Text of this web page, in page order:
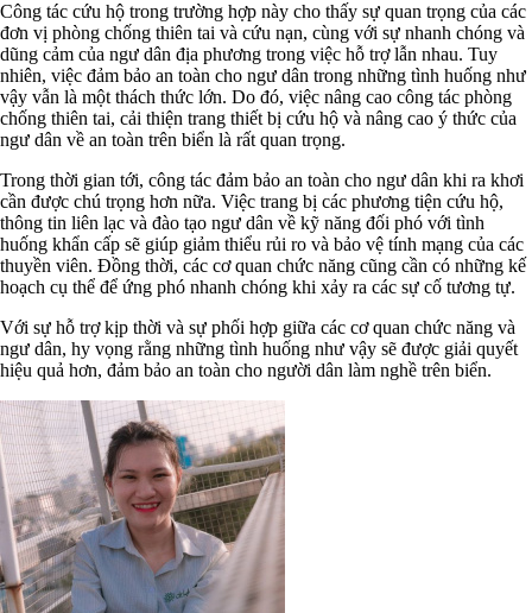
Công tác cứu hộ trong trường hợp này cho thấy sự quan trọng của các
đơn vị phòng chống thiên tai và cứu nạn, cùng với sự nhanh chóng và
dũng cảm của ngư dân địa phương trong việc hỗ trợ lẫn nhau. Tuy
nhiên, việc đảm bảo an toàn cho ngư dân trong những tình huống như
vậy vẫn là một thách thức lớn. Do đó, việc nâng cao công tác phòng
chống thiên tai, cải thiện trang thiết bị cứu hộ và nâng cao ý thức của
ngư dân về an toàn trên biển là rất quan trọng.
Trong thời gian tới, công tác đảm bảo an toàn cho ngư dân khi ra khơi
cần được chú trọng hơn nữa. Việc trang bị các phương tiện cứu hộ,
thông tin liên lạc và đào tạo ngư dân về kỹ năng đối phó với tình
huống khẩn cấp sẽ giúp giảm thiểu rủi ro và bảo vệ tính mạng của các
thuyền viên. Đồng thời, các cơ quan chức năng cũng cần có những kế
hoạch cụ thể để ứng phó nhanh chóng khi xảy ra các sự cố tương tự.
Với sự hỗ trợ kịp thời và sự phối hợp giữa các cơ quan chức năng và
ngư dân, hy vọng rằng những tình huống như vậy sẽ được giải quyết
hiệu quả hơn, đảm bảo an toàn cho người dân làm nghề trên biển.